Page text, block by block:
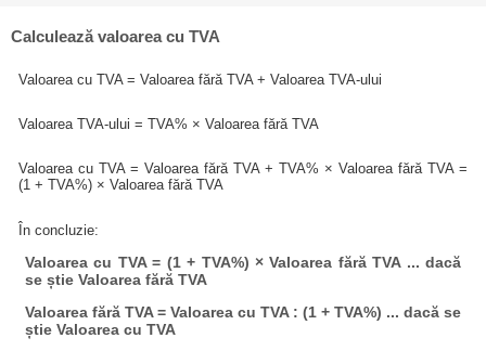
Calculează valoarea cu TVA
Valoarea cu TVA = Valoarea fără TVA + Valoarea TVA-ului
Valoarea TVA-ului = TVA% × Valoarea fără TVA
Valoarea cu TVA = Valoarea fără TVA + TVA% × Valoarea fără TVA =
(1 + TVA%) × Valoarea fără TVA
În concluzie:
Valoarea cu TVA = (1 + TVA%) × Valoarea fără TVA ... dacă
se știe Valoarea fără TVA
Valoarea fără TVA = Valoarea cu TVA : (1 + TVA%) ... dacă se
știe Valoarea cu TVA